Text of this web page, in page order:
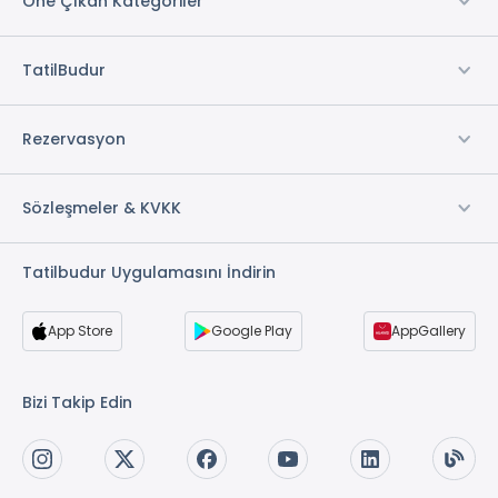
TatilBudur
Rezervasyon
Sözleşmeler & KVKK
Tatilbudur Uygulamasını İndirin
App Store Google Play AppGallery
Bizi Takip Edin